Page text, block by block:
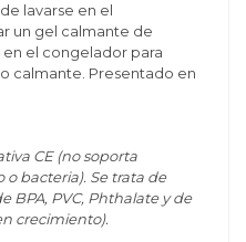
lavarse en el
un gel calmante de
el congelador para
calmante. Presentado en
CE (no soporta
bacteria). Se trata de
BPA, PVC, Phthalate y de
crecimiento).